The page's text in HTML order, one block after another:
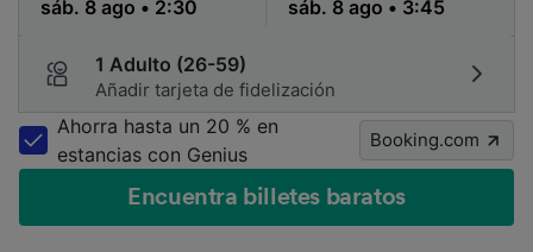
1 Adulto (26-59)
Añadir tarjeta de fidelización
Ahorra hasta un 20 % en
estancias con Genius
Booking.com
Encuentra billetes baratos